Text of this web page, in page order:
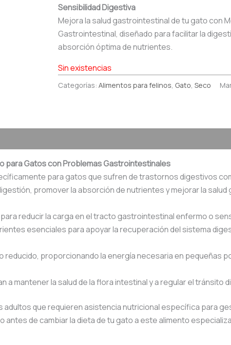
Sensibilidad Digestiva
Mejora la salud gastrointestinal de tu gato con
Gastrointestinal, diseñado para facilitar la
absorción óptima de nutrientes.
Sin existencias
Categorías: Alimentos para felinos, Gato, Seco
para Gatos con Problemas Gastrointestinales
para gatos que sufren de trastornos digestivos
promover la absorción de nutrientes y mejorar la
reducir la carga en el tracto gastrointestinal enfermo o
esenciales para apoyar la recuperación del sistema
proporcionando la energía necesaria en pequeñas
a mantener la salud de la flora intestinal y a regular el tránsito
adultos que requieren asistencia nutricional específica para
de cambiar la dieta de tu gato a este alimento